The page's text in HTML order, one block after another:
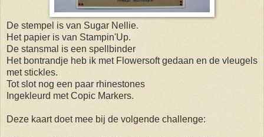
De stempel is van Sugar Nellie.
Het papier is van Stampin'Up.
De stansmal is een spellbinder
Het bontrandje heb ik met Flowersoft gedaan en de vleugels
met stickles.
Tot slot nog een paar rhinestones
Ingekleurd met Copic Markers.
Deze kaart doet mee bij de volgende challenge: